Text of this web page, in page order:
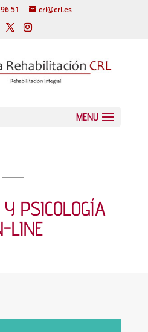
51 crl@crl.es
Y PSICOLOGÍA
LINE